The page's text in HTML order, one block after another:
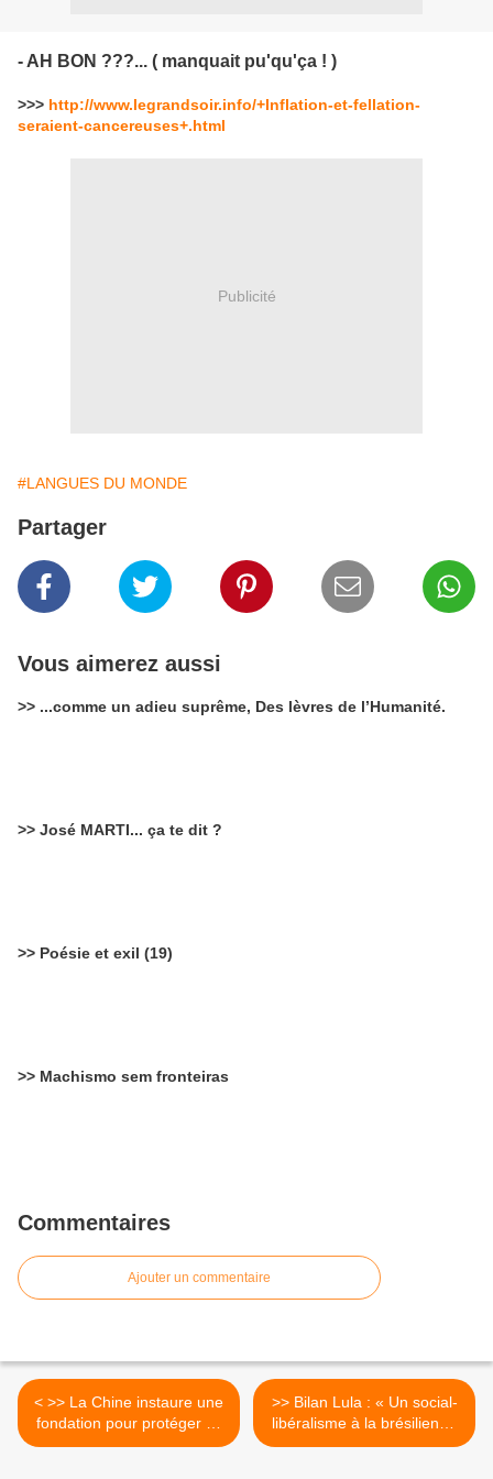
- AH BON ???... ( manquait pu'qu'ça ! )
>>> http://www.legrandsoir.info/+Inflation-et-fellation-
seraient-cancereuses+.html
Publicité
#LANGUES DU MONDE
Partager
Vous aimerez aussi
>> ...comme un adieu suprême, Des lèvres de l’Humanité.
>> José MARTI... ça te dit ?
>> Poésie et exil (19)
>> Machismo sem fronteiras
Commentaires
Ajouter un commentaire
< >> La Chine instaure une
fondation pour protéger sa
plus grande forêt tropicale
>> Bilan Lula : « Un social-
libéralisme à la brésilienne
» ??? >